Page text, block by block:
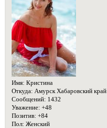
Имя: Кристина
Откуда: Амурск Хабаровский край
Сообщений: 1432
Уважение: +48
Позитив: +84
Пол: Женский